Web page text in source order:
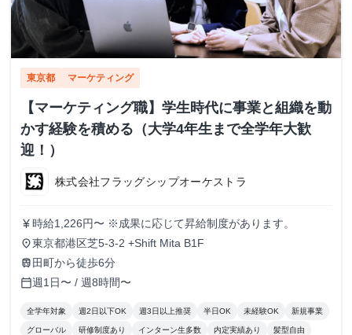
東京都 マーケティング
【マーケティング職】学生時代に事業と組織を動
かす経験を積める（大学4年生まで全学年大歓
迎！）
株式会社フラッグシップオーケストラ
currency_yen 時給1,226円〜 ※成果に応じて昇給制度があります。
place東京都港区芝5-3-2 +Shift Mita B1F
train 田町から徒歩6分
calendar_today週1日〜 / 週8時間〜
全学年対象 週2日以下OK 週3日以上推奨 半日OK 未経験OK 新規事業
グローバル 研修制度あり インターン生多数 内定実績あり 髪型自由